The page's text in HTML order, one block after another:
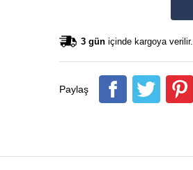
3 gün içinde kargoya verilir.
Paylaş